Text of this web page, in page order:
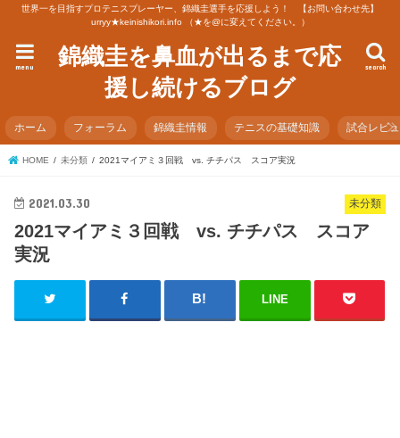
世界一を目指すプロテニスプレーヤー、錦織圭選手を応援しよう！ 【お問い合わせ先】
urryy★keinishikori.info （★を@に変えてください。）
錦織圭を鼻血が出るまで応
援し続けるブログ
search
menu
ホーム フォーラム 錦織圭情報 テニスの基礎知識 試合レビ
HOME 未分類 2021マイアミ３回戦 vs. チチパス スコア実況
未分類
2021.03.30
2021マイアミ３回戦 vs. チチパス スコア
実況
LINE